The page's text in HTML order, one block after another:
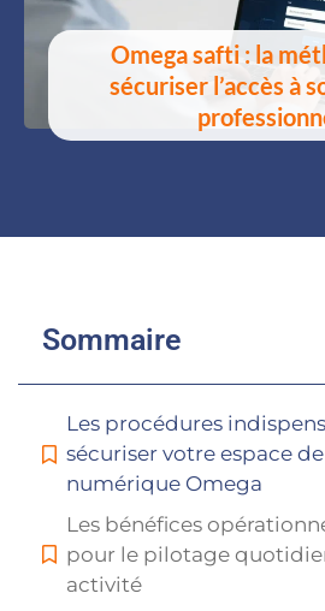
Omega safti : la
sécuriser l’accès à
Sommaire
Les procédures
sécuriser votre espace
numérique Omega
Les bénéfices
pour le pilotage
activité